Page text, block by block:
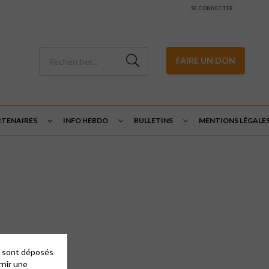
SE CONNECTER
FAIRE UN DON
INFO HEBDO BULLETINS MENTIONS
déposés
une